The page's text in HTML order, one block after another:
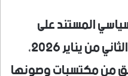
المستند على
الإعلان الدستوري الصادر في الثاني من يناير 2026،